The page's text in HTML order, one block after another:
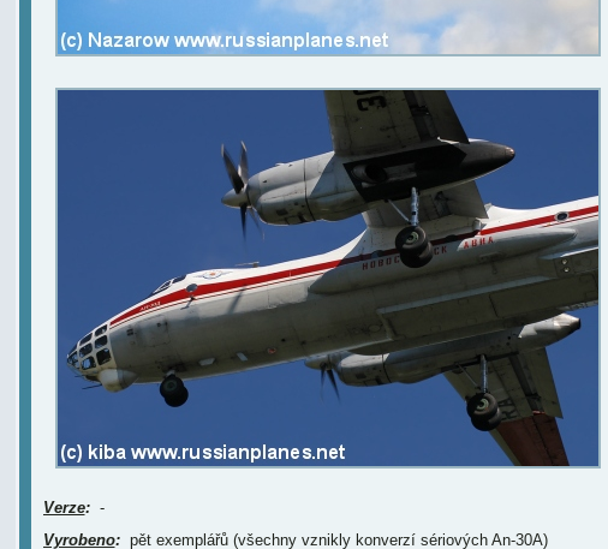
Verze:-
Vyrobeno:pět exemplářů (všechny vznikly konverzí sériových An-30A)